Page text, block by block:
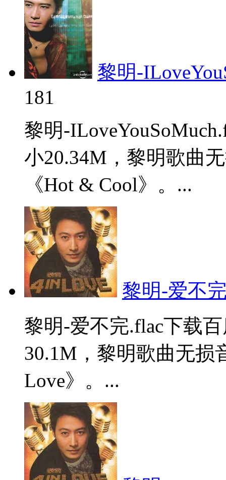
黎明-
181
黎明-
小20.34M，黎明歌曲
《Hot & Cool》。...
黎明-爱不
黎明-爱不完.flac下载
30.1M，黎明歌曲无损
Love》。...